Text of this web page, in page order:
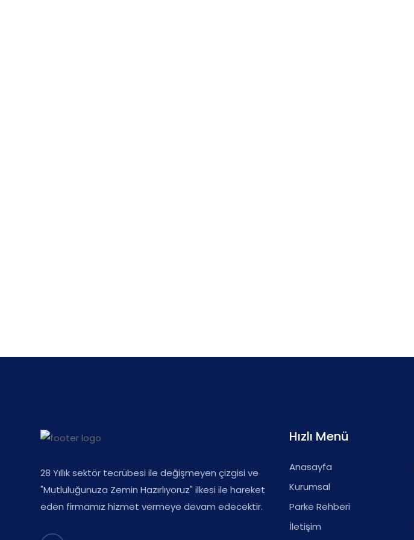
28 Yıllık sektör tecrübesi ile değişmeyen çizgisi ve
"Mutluluğunuza Zemin Hazırlıyoruz" ilkesi ile hareket
eden firmamız hizmet vermeye devam edecektir.
Hızlı Menü
Anasayfa
Kurumsal
Parke Rehberi
İletişim